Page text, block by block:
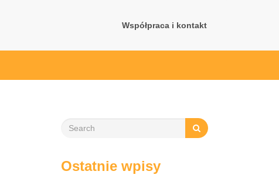
Współpraca i kontakt
Ostatnie wpisy